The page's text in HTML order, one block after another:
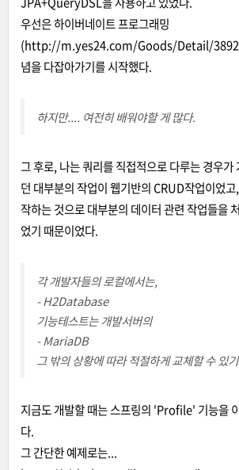
우선은 하이버네이트 프로그래밍
(http://m.yes24.com/Goods/Detail/
념을 다잡아가기를 시작했다.
하지만.... 여전히 배워야할 게 많다.
그 후로, 나는 쿼리를 직접적으로 다루는 경우가
던 대부분의 작업이 웹기반의 CRUD작업이었
작하는 것으로 대부분의 데이터 관련 작업들을
었기 때문이었다.
각 개발자들의 로컬에서는,
- H2Database
기능테스트는 개발서버의
- MariaDB
그 밖의 상황에 따라 적절하게 교체할 수 있
지금도 개발할 때는 스프링의 'Profile' 기능을
다.
그 간단한 예제로는...